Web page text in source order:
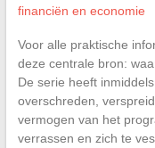
financiën en economie
Voor alle praktische
deze centrale bron:
De serie heeft
overschreden,
vermogen van het
verrassen en zich te